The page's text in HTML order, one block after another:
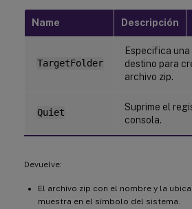
Name Descripción
TargetFolder
Especifica
destino para
archivo zip.
Quiet
Suprime el
consola.
Devuelve:
El archivo zip con el nombre y la
muestra en el símbolo del sistema.